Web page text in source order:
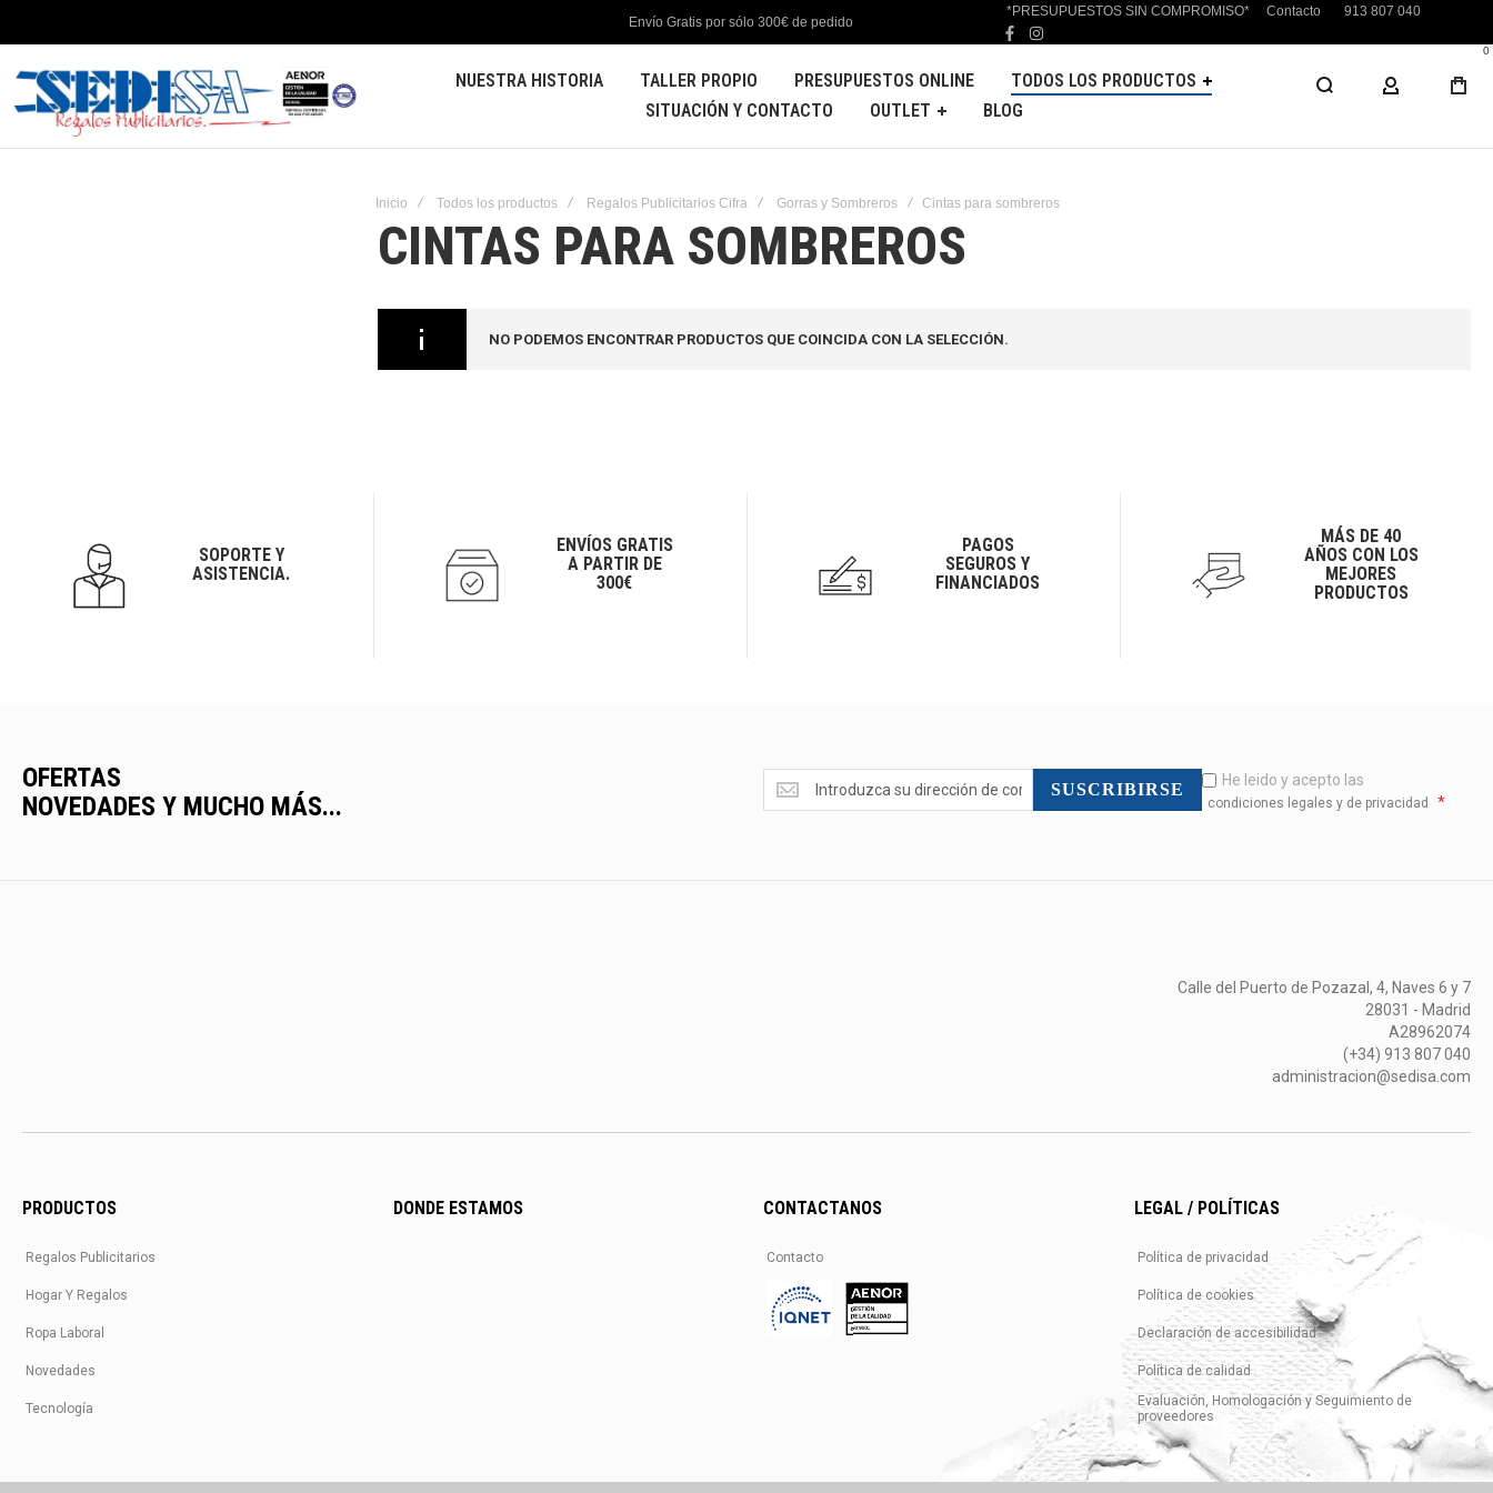
Envío Gratis por sólo 300€ de pedido
*PRESUPUESTOS SIN COMPROMISO* Contacto 913 807 040
facebook
instagram
NUESTRA HISTORIA TALLER PROPIO PRESUPUESTOS ONLINE
TODOS LOS PRODUCTOS
SITUACIÓN Y CONTACTO
OUTLET BLOG
MI CUENTA
0
Inicio Todos los productos Regalos Publicitarios Cifra Gorras y Sombreros Cintas para sombreros
CINTAS PARA SOMBREROS
NO PODEMOS ENCONTRAR PRODUCTOS QUE COINCIDA CON LA SELECCIÓN.
SOPORTE Y
ASISTENCIA.
ENVÍOS GRATIS
A PARTIR DE
300€
PAGOS
SEGUROS Y
FINANCIADOS
MÁS DE 40
AÑOS CON LOS
MEJORES
PRODUCTOS
OFERTAS
NOVEDADES Y MUCHO MÁS...
Ofertas
<br>Novedades
SUSCRIBIRSE He leido y acepto las
condiciones legales y de privacidad *
Calle del Puerto de Pozazal, 4, Naves 6 y 7
28031 - Madrid
A28962074
(+34) 913 807 040
administracion@sedisa.com
PRODUCTOS
Regalos Publicitarios
Hogar Y Regalos
Ropa Laboral
Novedades
Tecnología
DONDE ESTAMOS CONTACTANOS
Contacto
LEGAL / POLÍTICAS
Política de privacidad
Política de cookies
Declaración de accesibilidad
Política de calidad
Evaluación, Homologación y Seguimiento de
proveedores